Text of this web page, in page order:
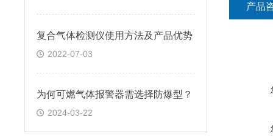
复合气体检测仪使用方法及产品优势
2022-07-03
为何可燃气体报警器需选择防爆型？
2024-03-22
产品